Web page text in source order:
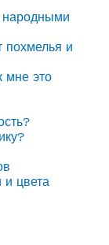
народными
похмелья и
мне это
и цвета